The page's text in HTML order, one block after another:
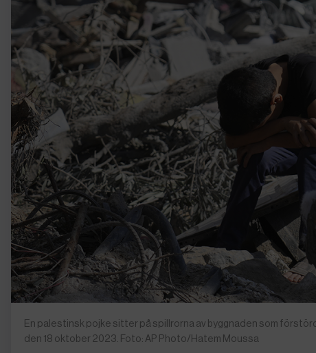
En palestinsk pojke sitter på spillrorna av byggnaden som
den 18 oktober 2023. Foto: AP Photo/Hatem Moussa